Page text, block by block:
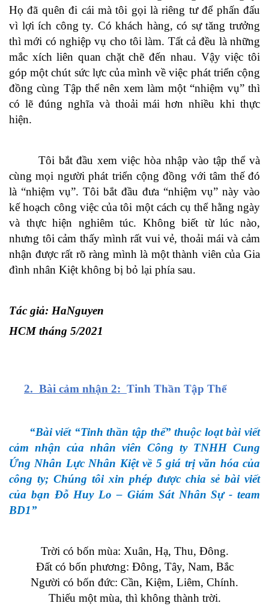
Họ đã quên đi cái mà tôi gọi là riêng tư để phấn đấu
vì lợi ích công ty. Có khách hàng, có sự tăng trưởng
thì mới có nghiệp vụ cho tôi làm. Tất cả đều là những
mắc xích liên quan chặt chẽ đến nhau. Vậy việc tôi
góp một chút sức lực của mình về việc phát triển cộng
đồng cùng Tập thể nên xem làm một “nhiệm vụ” thì
có lẽ đúng nghĩa và thoải mái hơn nhiều khi thực
hiện.
Tôi bắt đầu xem việc hòa nhập vào tập thể và
cùng mọi người phát triển cộng đồng với tâm thế đó
là “nhiệm vụ”. Tôi bắt đầu đưa “nhiệm vụ” này vào
kế hoạch công việc của tôi một cách cụ thể hằng ngày
và thực hiện nghiêm túc. Không biết từ lúc nào,
nhưng tôi cảm thấy mình rất vui vẻ, thoải mái và cảm
nhận được rất rõ ràng mình là một thành viên của Gia
đình nhân Kiệt không bị bỏ lại phía sau.
Tác giả: HaNguyen
HCM tháng 5/2021
2. Bài cảm nhận 2: Tinh Thần Tập Thể
“Bài viết “Tinh thần tập thể” thuộc loạt bài viết
cảm nhận của nhân viên Công ty TNHH Cung
Ứng Nhân Lực Nhân Kiệt về 5 giá trị văn hóa của
công ty; Chúng tôi xin phép được chia sẻ bài viết
của bạn Đỗ Huy Lo – Giám Sát Nhân Sự - team
BD1”
Trời có bốn mùa: Xuân, Hạ, Thu, Đông.
Đất có bốn phương: Đông, Tây, Nam, Bắc
Người có bốn đức: Cần, Kiệm, Liêm, Chính.
Thiếu một mùa, thì không thành trời.